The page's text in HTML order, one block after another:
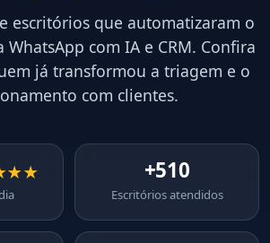
escritórios que automatizaram o
com IA e CRM. Confira
já transformou a triagem e o
com clientes.
+510
Escritórios atendidos